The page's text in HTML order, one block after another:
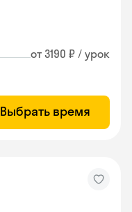
от 3190 ₽ / урок
Выбрать время